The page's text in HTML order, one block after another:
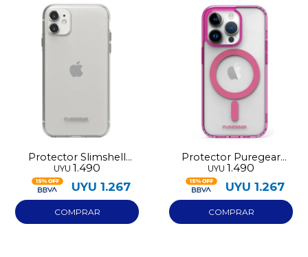
Protector Slimshell
PureGear Iphone 11
UYU 1.490
UYU 1.267
Protector Puregear
Slimshell Iphone 14 Pro
UYU 1.490
UYU 1.267